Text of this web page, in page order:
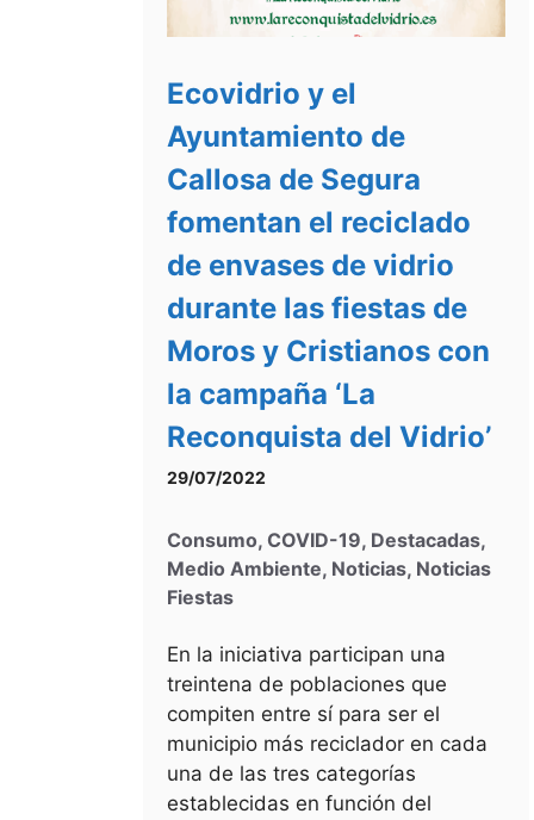
Ecovidrio y el
Ayuntamiento de
Callosa de Segura
fomentan el reciclado
de envases de vidrio
durante las fiestas de
Moros y Cristianos con
la campaña ‘La
Reconquista del Vidrio’
29/07/2022
Consumo, COVID-19, Destacadas,
Medio Ambiente, Noticias, Noticias
Fiestas
En la iniciativa participan una
treintena de poblaciones que
compiten entre sí para ser el
municipio más reciclador en cada
una de las tres categorías
establecidas en función del